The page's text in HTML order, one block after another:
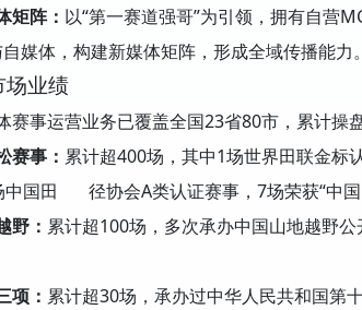
阵： 以“第一赛道强哥”为引领，拥有自营
媒体，构建新媒体矩阵，形成全域传播能力。
场业绩
事运营业务已覆盖全国23省80市，累计操
事： 累计超400场，其中1场世界田联金标
中国田 径协会A类认证赛事，7场荣获“中国
： 累计超100场，多次承办中国山地越野
： 累计超30场，承办过中华人民共和国第